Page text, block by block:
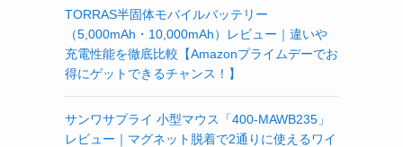
TORRAS半固体モバイルバッテリー
（5,000mAh・10,000mAh）レビュー｜違いや
充電性能を徹底比較【Amazonプライムデーでお
得にゲットできるチャンス！】
サンワサプライ 小型マウス「400-MAWB235」
レビュー｜マグネット脱着で2通りに使えるワイ